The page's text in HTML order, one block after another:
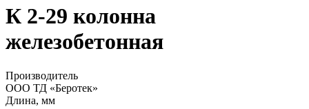
К 2-29 колонна
железобетонная
Производитель
ООО ТД «Беротек»
Длина, мм